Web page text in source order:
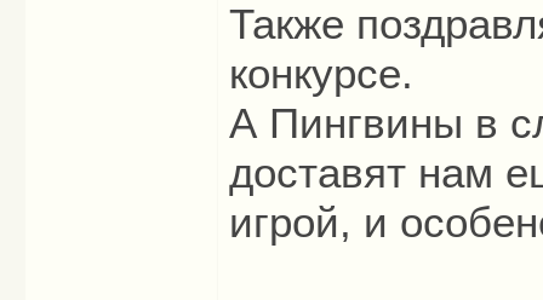
Также
конкурсе.
А Пингвины в
доставят нам
игрой, и